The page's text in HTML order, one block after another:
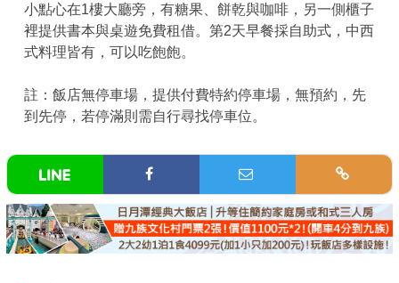
小點心在1樓大廳旁，有糖果、餅乾與咖啡，另一側櫃子
裡提供書本與桌遊免費租借。第2天早餐採自助式，中西
式料理皆有，可以吃飽飽。
註：飯店無停車場，提供付費特約停車場，無預約，先
到先停，若停滿則需自行尋找停車位。